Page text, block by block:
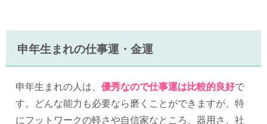
申年生まれの仕事運・金運
申年生まれの人は、 優秀なので仕事運は比較的良好で
す。どんな能力も必要なら磨くことができますが、特
にフットワークの軽さや自信家なところ、器用さ、社